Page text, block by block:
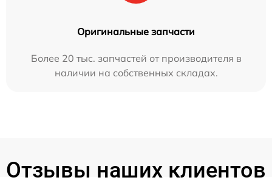
Оригинальные запчасти
Более 20 тыс. запчастей от производителя в
наличии на собственных складах.
Отзывы наших клиентов